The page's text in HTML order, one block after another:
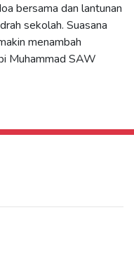
bersama dan lantunan
sekolah. Suasana
menambah
Muhammad SAW